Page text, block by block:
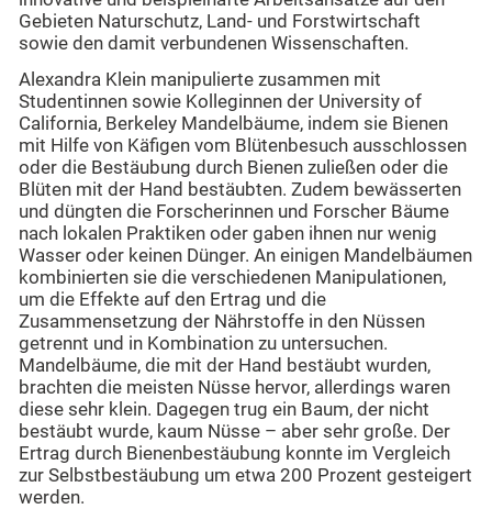
Gebieten Naturschutz, Land- und Forstwirtschaft
sowie den damit verbundenen Wissenschaften.
Alexandra Klein manipulierte zusammen mit
Studentinnen sowie Kolleginnen der University of
California, Berkeley Mandelbäume, indem sie Bienen
mit Hilfe von Käfigen vom Blütenbesuch ausschlossen
oder die Bestäubung durch Bienen zuließen oder die
Blüten mit der Hand bestäubten. Zudem bewässerten
und düngten die Forscherinnen und Forscher Bäume
nach lokalen Praktiken oder gaben ihnen nur wenig
Wasser oder keinen Dünger. An einigen Mandelbäumen
kombinierten sie die verschiedenen Manipulationen,
um die Effekte auf den Ertrag und die
Zusammensetzung der Nährstoffe in den Nüssen
getrennt und in Kombination zu untersuchen.
Mandelbäume, die mit der Hand bestäubt wurden,
brachten die meisten Nüsse hervor, allerdings waren
diese sehr klein. Dagegen trug ein Baum, der nicht
bestäubt wurde, kaum Nüsse – aber sehr große. Der
Ertrag durch Bienenbestäubung konnte im Vergleich
zur Selbstbestäubung um etwa 200 Prozent gesteigert
werden.